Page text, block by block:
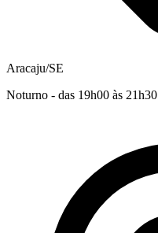
Aracaju/SE
Noturno - das 19h00 às 21h30